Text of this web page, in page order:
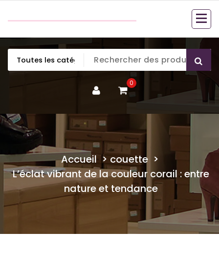
0
Accueil> couette>
L’éclat vibrant de la couleur corail : entre
nature et tendance